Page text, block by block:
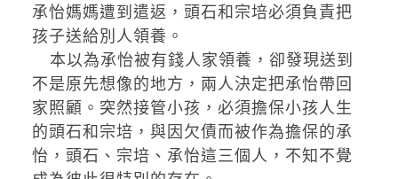
承怡媽媽遭到遣返，頭石和宗培必須負責把
孩子送給別人領養。
本以為承怡被有錢人家領養，卻發現送到
不是原先想像的地方，兩人決定把承怡帶回
家照顧。突然接管小孩，必須擔保小孩人生
的頭石和宗培，與因欠債而被作為擔保的承
怡，頭石、宗培、承怡這三個人，不知不覺